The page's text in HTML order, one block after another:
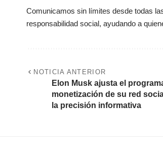
Comunicamos sin límites desde todas
responsabilidad social, ayudando a
NOTICIA ANTERIOR
Elon Musk ajusta el
monetización de su red
la precisión informativa